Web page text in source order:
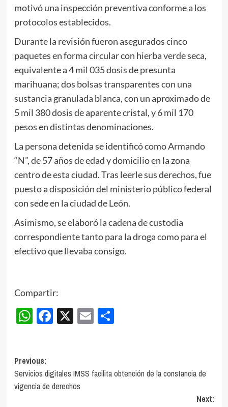
motivó una inspección preventiva conforme a los
protocolos establecidos.
Durante la revisión fueron asegurados cinco
paquetes en forma circular con hierba verde seca,
equivalente a 4 mil 035 dosis de presunta
marihuana; dos bolsas transparentes con una
sustancia granulada blanca, con un aproximado de
5 mil 380 dosis de aparente cristal, y 6 mil 170
pesos en distintas denominaciones.
La persona detenida se identificó como Armando
“N”, de 57 años de edad y domicilio en la zona
centro de esta ciudad. Tras leerle sus derechos, fue
puesto a disposición del ministerio público federal
con sede en la ciudad de León.
Asimismo, se elaboró la cadena de custodia
correspondiente tanto para la droga como para el
efectivo que llevaba consigo.
Compartir:
WhatsApp
Facebook
X EmailCompartir
Post
navigation
Previous:
Servicios digitales IMSS facilita obtención de la constancia de
vigencia de derechos
Next: